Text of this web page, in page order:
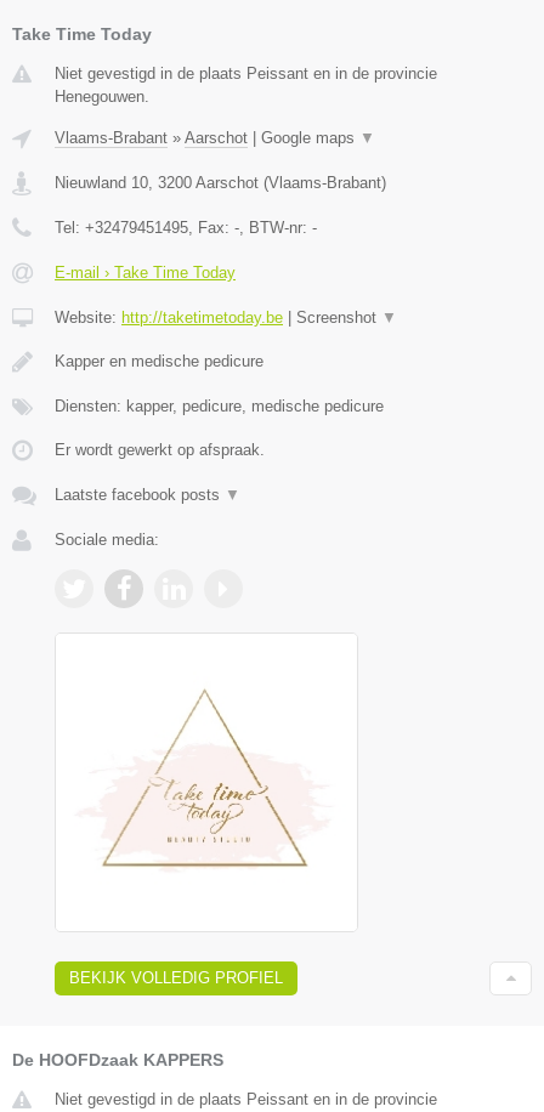
Take Time Today
Niet gevestigd in de plaats Peissant en in de provincie
Henegouwen.
Vlaams-Brabant » Aarschot Google maps ▼
Nieuwland 10, 3200 Aarschot (Vlaams-Brabant)
Tel: +32479451495, Fax: -, BTW-nr: -
E-mail › Take Time Today
Website: http://taketimetoday.be Screenshot ▼
Kapper en medische pedicure
Diensten: kapper, pedicure, medische pedicure
Er wordt gewerkt op afspraak.
Laatste facebook posts ▼
Sociale media:
BEKIJK VOLLEDIG PROFIEL
De HOOFDzaak KAPPERS
Niet gevestigd in de plaats Peissant en in de provincie